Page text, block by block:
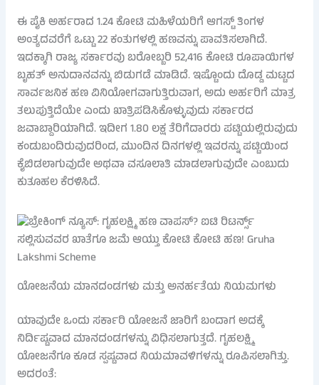
ಈ ಪೈಕಿ ಅರ್ಹರಾದ 1.24 ಕೋಟಿ ಮಹಿಳೆಯರಿಗೆ ಆಗಸ್ಟ್ ತಿಂಗಳ
ಅಂತ್ಯದವರೆಗೆ ಒಟ್ಟು 22 ಕಂತುಗಳಲ್ಲಿ ಹಣವನ್ನು ಪಾವತಿಸಲಾಗಿದೆ.
ಇದಕ್ಕಾಗಿ ರಾಜ್ಯ ಸರ್ಕಾರವು ಬರೋಬ್ಬರಿ 52,416 ಕೋಟಿ ರೂಪಾಯಿಗಳ
ಬೃಹತ್ ಅನುದಾನವನ್ನು ಬಿಡುಗಡೆ ಮಾಡಿದೆ. ಇಷ್ಟೊಂದು ದೊಡ್ಡ ಮಟ್ಟದ
ಸಾರ್ವಜನಿಕ ಹಣ ವಿನಿಯೋಗವಾಗುತ್ತಿರುವಾಗ, ಅದು ಅರ್ಹರಿಗೆ ಮಾತ್ರ
ತಲುಪುತ್ತಿದೆಯೇ ಎಂದು ಖಾತ್ರಿಪಡಿಸಿಕೊಳ್ಳುವುದು ಸರ್ಕಾರದ
ಜವಾಬ್ದಾರಿಯಾಗಿದೆ. ಇದೀಗ 1.80 ಲಕ್ಷ ತೆರಿಗೆದಾರರು ಪಟ್ಟಿಯಲ್ಲಿರುವುದು
ಕಂಡುಬಂದಿರುವುದರಿಂದ, ಮುಂದಿನ ದಿನಗಳಲ್ಲಿ ಇವರನ್ನು ಪಟ್ಟಿಯಿಂದ
ಕೈಬಿಡಲಾಗುವುದೇ ಅಥವಾ ವಸೂಲಾತಿ ಮಾಡಲಾಗುವುದೇ ಎಂಬುದು
ಕುತೂಹಲ ಕೆರಳಿಸಿದೆ.
ಯೋಜನೆಯ ಮಾನದಂಡಗಳು ಮತ್ತು ಅನರ್ಹತೆಯ ನಿಯಮಗಳು
ಯಾವುದೇ ಒಂದು ಸರ್ಕಾರಿ ಯೋಜನೆ ಜಾರಿಗೆ ಬಂದಾಗ ಅದಕ್ಕೆ
ನಿರ್ದಿಷ್ಟವಾದ ಮಾನದಂಡಗಳನ್ನು ವಿಧಿಸಲಾಗುತ್ತದೆ. ಗೃಹಲಕ್ಷ್ಮಿ
ಯೋಜನೆಗೂ ಕೂಡ ಸ್ಪಷ್ಟವಾದ ನಿಯಮಾವಳಿಗಳನ್ನು ರೂಪಿಸಲಾಗಿತ್ತು.
ಅದರಂತೆ: